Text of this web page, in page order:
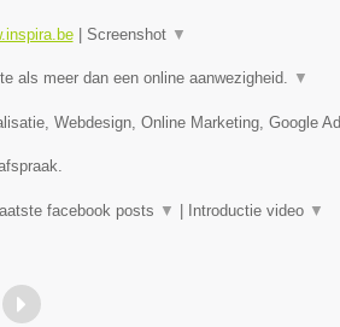
| Screenshot ▼
als meer dan een online aanwezigheid. ▼
Webdesign, Online Marketing, Google
facebook posts ▼ Introductie video ▼